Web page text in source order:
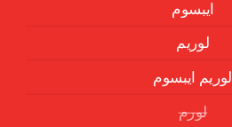
ايبسوم
لوريم
لوريم ايبسوم
لورم